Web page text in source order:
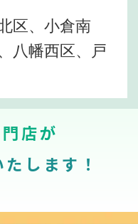
区、小倉南
八幡西区、戸
店が
します！